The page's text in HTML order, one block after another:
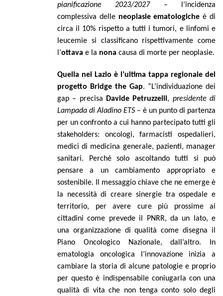
pianificazione 2023/2027– l’incidenza
complessiva delle neoplasie ematologiche è di
circa il 10% rispetto a tutti i tumori, e linfomi e
leucemie si classificano rispettivamente come
l’ottava e la nona causa di morte per neoplasie.
Quella nel Lazio è l’ultima tappa regionale del
progetto Bridge the Gap. “L’individuazione dei
gap – precisa Davide Petruzzelli, presidente di
Lampada di Aladino ETS – è un punto di partenza
per un confronto a cui hanno partecipato tutti gli
stakeholders: oncologi, farmacisti ospedalieri,
medici di medicina generale, pazienti, manager
sanitari. Perché solo ascoltando tutti si può
pensare a un cambiamento appropriato e
sostenibile. Il messaggio chiave che ne emerge è
la necessità di creare sinergie tra ospedale e
territorio, per avere cure più prossime ai
cittadini come prevede il PNRR, da un lato, e
una organizzazione di qualità come disegna il
Piano Oncologico Nazionale, dall’altro. In
ematologia oncologica l’innovazione inizia a
cambiare la storia di alcune patologie e proprio
per questo è indispensabile coniugarla con una
qualità di vita che non tenga conto solo degli